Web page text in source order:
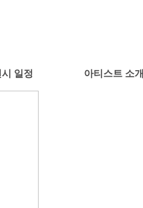
시 일정 아티스트 소개